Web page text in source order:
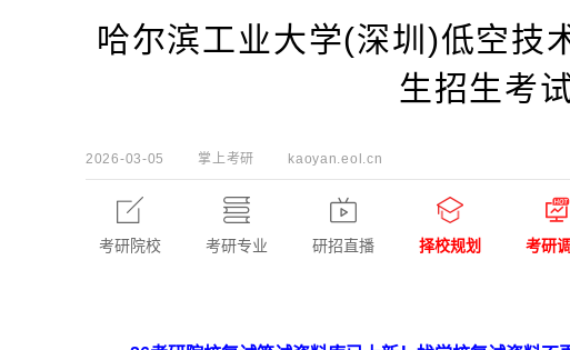
哈尔滨工业大学(深圳)低空技
生招生考
2026-03-05 掌上考研 kaoyan.eol.cn
考研院校 考研专业 研招直播 择校规划 考研